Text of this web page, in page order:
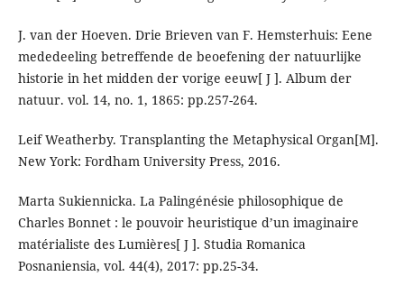
J. van der Hoeven. Drie Brieven van F. Hemsterhuis: Eene
mededeeling betreffende de beoefening der natuurlijke
historie in het midden der vorige eeuw[ J ]. Album der
natuur. vol. 14, no. 1, 1865: pp.257-264.
Leif Weatherby. Transplanting the Metaphysical Organ[M].
New York: Fordham University Press, 2016.
Marta Sukiennicka. La Palingénésie philosophique de
Charles Bonnet : le pouvoir heuristique d’un imaginaire
matérialiste des Lumières[ J ]. Studia Romanica
Posnaniensia, vol. 44(4), 2017: pp.25-34.